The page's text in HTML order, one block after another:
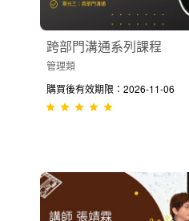
跨部門溝通系列課程
管理類
購買後有效期限：2026-11-06